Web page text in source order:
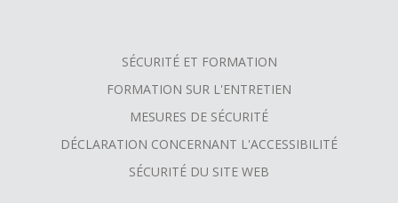
SÉCURITÉ ET FORMATION
FORMATION SUR L'ENTRETIEN
MESURES DE SÉCURITÉ
DÉCLARATION CONCERNANT L'ACCESSIBILITÉ
SÉCURITÉ DU SITE WEB